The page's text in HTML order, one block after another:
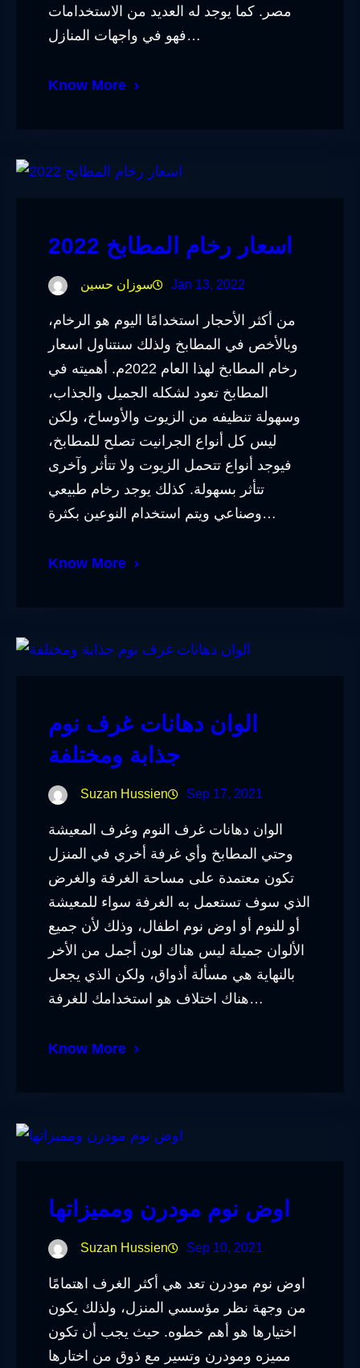
مصر. كما يوجد له العديد من الاستخدامات
فهو في واجهات المنازل…
Know More
اسعار رخام المطابخ 2022
سوزان حسين Jan 13, 2022
من أكثر الأحجار استخدامًا اليوم هو الرخام،
وبالأخص في المطابخ ولذلك سنتناول اسعار
رخام المطابخ لهذا العام 2022م. أهميته في
المطابخ تعود لشكله الجميل والجذاب،
وسهولة تنظيفه من الزيوت والأوساخ، ولكن
ليس كل أنواع الجرانيت تصلح للمطابخ،
فيوجد أنواع تتحمل الزيوت ولا تتأثر وآخرى
تتأثر بسهولة. كذلك يوجد رخام طبيعي
وصناعي ويتم استخدام النوعين بكثرة…
Know More
الوان دهانات غرف نوم
جذابة ومختلفة
Suzan Hussien Sep 17, 2021
الوان دهانات غرف النوم وغرف المعيشة
وحتي المطابخ وأي غرفة أخري في المنزل
تكون معتمدة على مساحة الغرفة والغرض
الذي سوف تستعمل به الغرفة سواء للمعيشة
أو للنوم أو اوض نوم اطفال، وذلك لأن جميع
الألوان جميلة ليس هناك لون أجمل من الأخر
بالنهاية هي مسألة أذواق، ولكن الذي يجعل
هناك اختلاف هو استخدامك للغرفة…
Know More
اوض نوم مودرن ومميزاتها
Suzan Hussien Sep 10, 2021
اوض نوم مودرن تعد هي أكثر الغرف اهتمامًا
من وجهة نظر مؤسسي المنزل، ولذلك يكون
اختيارها هو أهم خطوه. حيث يجب أن تكون
مميزه ومودرن وتسير مع ذوق من اختارها